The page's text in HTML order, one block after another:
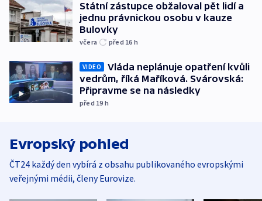
Státní zástupce obžaloval pět lidí a
jednu právnickou osobu v kauze
Bulovky
včera před 16 h
VIDEO
Vláda neplánuje opatření kvůli
vedrům, říká Maříková. Svárovská:
Připravme se na následky
před 19 h
Evropský pohled
ČT24 každý den vybírá z obsahu publikovaného evropskými
veřejnými médii, členy Eurovize.